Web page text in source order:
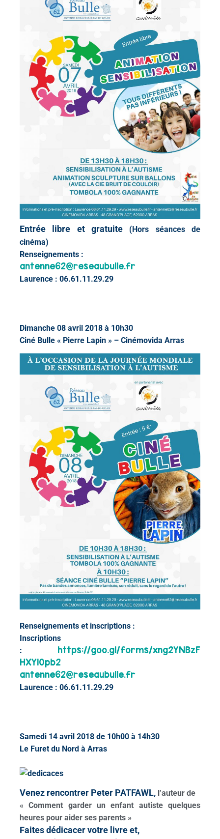
Entrée libre et gratuite
(Hors séances de
cinéma)
Renseignements :
antenne62@reseaubulle.fr
Laurence : 06.61.11.29.29
Dimanche 08 avril 2018 à 10h30
Ciné Bulle « Pierre Lapin » – Cinémovida Arras
Renseignements et inscriptions :
Inscriptions
:
https://goo.gl/forms/xng2YNBzF
HXYl0pb2
antenne62@reseaubulle.fr
Laurence : 06.61.11.29.29
Samedi 14 avril 2018 de 10h00 à 14h30
Le Furet du Nord à Arras
Venez rencontrer Peter PATFAWL, l’auteur de
« Comment garder un enfant autiste quelques
heures pour aider ses parents »
Faites dédicacer votre livre et,